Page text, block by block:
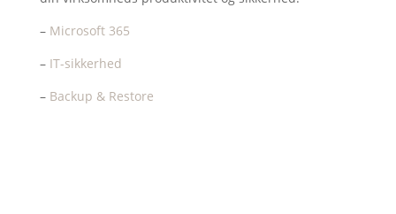
– Microsoft 365
– IT-sikkerhed
– Backup & Restore